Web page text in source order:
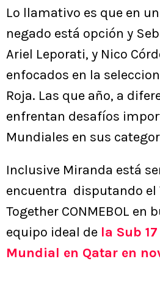
Lo llamativo es que en
negado está opción y
Ariel Leporati, y Nico
enfocados en la
Roja. Las que año, a
enfrentan desafíos
Mundiales en sus
Inclusive Miranda está
encuentra disputando el
Together CONMEBOL en
equipo ideal de la Sub
Mundial en Qatar en